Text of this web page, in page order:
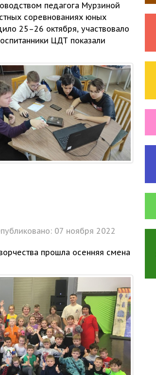
педагога Мурзиной
соревнованиях юных
25–26 октября, участвовало
ЦДТ показали
07 ноября 2022
прошла осенняя смена